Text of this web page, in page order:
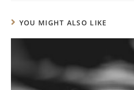
YOU MIGHT ALSO LIKE